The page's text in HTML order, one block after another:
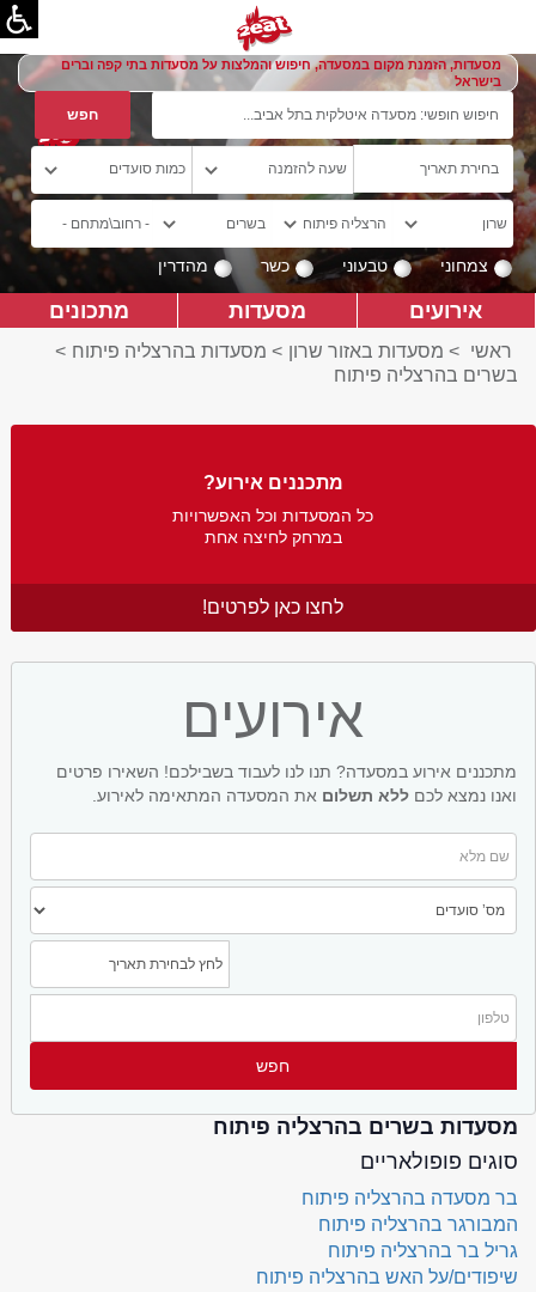
מסעדות, הזמנת מקום במסעדה, חיפוש והמלצות על מסעדות בתי קפה וברים
בישראל
צמחוני טבעוני כשר מהדרין
אירועים מסעדות מתכונים
ראשי > מסעדות באזור שרון > מסעדות בהרצליה פיתוח >
בשרים בהרצליה פיתוח
מתכננים אירוע?
כל המסעדות וכל האפשרויות
במרחק לחיצה אחת
לחצו כאן לפרטים!
אירועים
מתכננים אירוע במסעדה? תנו לנו לעבוד בשבילכם! השאירו פרטים
ואנו נמצא לכם ללא תשלום את המסעדה המתאימה לאירוע.
מסעדות בשרים בהרצליה פיתוח
סוגים פופולאריים
בר מסעדה בהרצליה פיתוח
המבורגר בהרצליה פיתוח
גריל בר בהרצליה פיתוח
שיפודים/על האש בהרצליה פיתוח